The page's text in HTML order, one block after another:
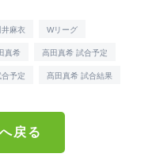
井麻衣 Wリーグ
真希 高田真希 試合予定
予定 髙田真希 試合結果
戻る